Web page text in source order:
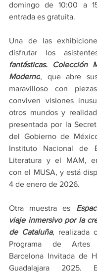
domingo de 10:00 a
entrada es gratuita.
Una de las
disfrutar los
fantásticas. Colección
Moderno, que abre
maravilloso con
conviven visiones
otros mundos y
presentada por la
del Gobierno de
Instituto Nacional de
Literatura y el MAM,
con el MUSA, y está
4 de enero de 2026.
Otra muestra es
viaje inmersivo por la
de Cataluña, realizada
Programa de Artes
Barcelona Invitada de
Guadalajara